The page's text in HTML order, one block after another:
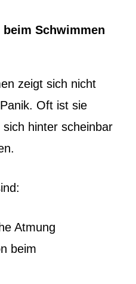
Schwimmen
zeigt sich nicht
Oft ist sie
hinter scheinbar
Atmung
beim